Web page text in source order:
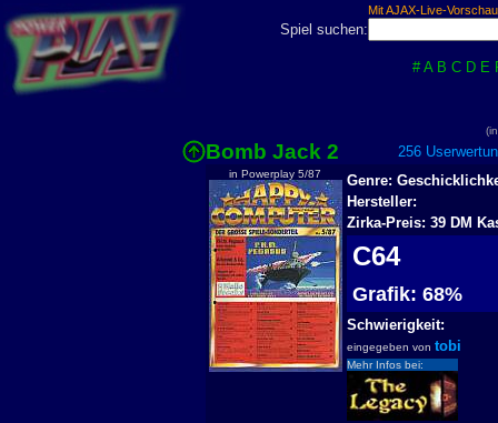
Mit AJAX-Live-
Spiel suchen:
# A B C D E
Bomb Jack 2 256
in Powerplay 5/87
Genre:
Hersteller:
Zirka-Preis: 39 DM
C64
Grafik: 68%
Schwierigkeit:
eingegeben von tobi
Mehr Infos bei: